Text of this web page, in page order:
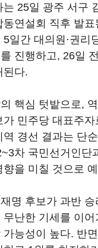
25일 광주 서구
동연설회 직후 발
일간 대의원·권리
진행하고, 26일
된다.
핵심 텃밭으로,
가 민주당 대표주
경선 결과는 단
차 국민선거인단
향을 미칠 것으로
명 후보가 과반
난한 기세를 이어
능성이 높다. 반